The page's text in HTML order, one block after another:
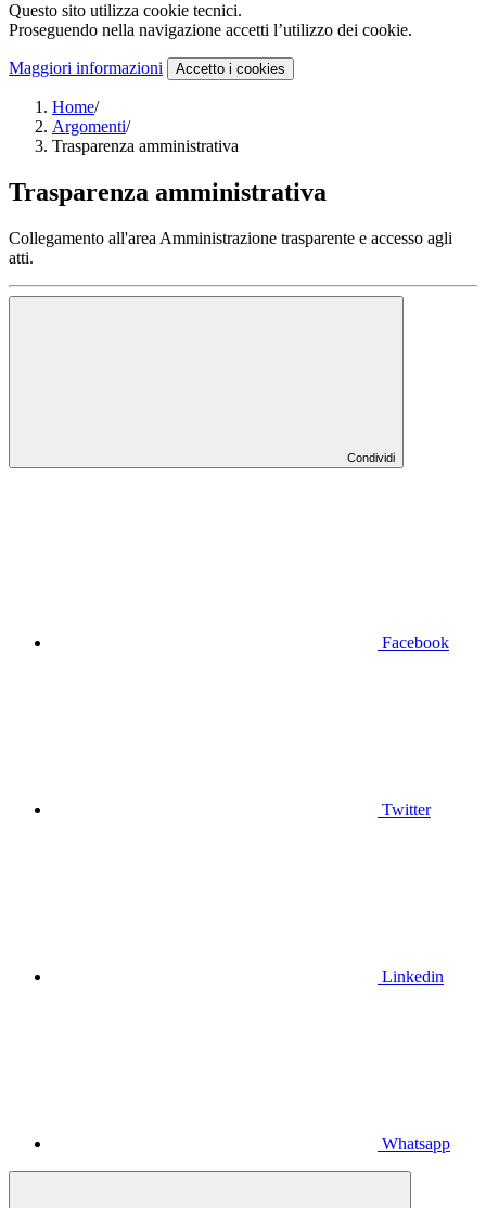
Questo sito utilizza cookie tecnici.
Proseguendo nella navigazione accetti l’utilizzo dei cookie.
Maggiori informazioni Accetto i cookies
Home/
Argomenti/
Trasparenza amministrativa
Trasparenza amministrativa
Collegamento all'area Amministrazione trasparente e accesso agli
atti.
Condividi
Facebook
Twitter
Linkedin
Whatsapp